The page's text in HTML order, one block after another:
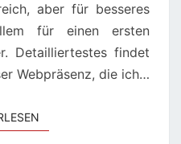
aber für besseres
für einen ersten
Detailliertestes findet
Webpräsenz, die ich…
WEITERLESEN